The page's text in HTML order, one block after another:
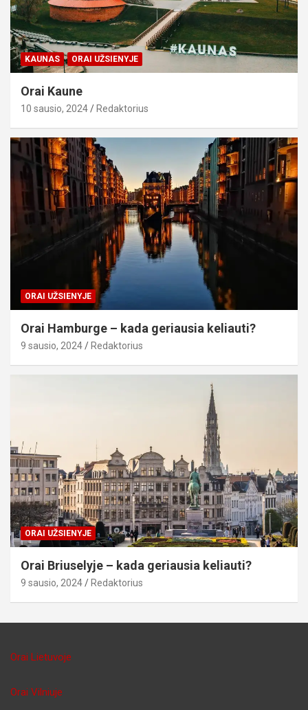
KAUNAS ORAI UŽSIENYJE
Orai Kaune
10 sausio, 2024 Redaktorius
ORAI UŽSIENYJE
Orai Hamburge – kada geriausia keliauti?
9 sausio, 2024 Redaktorius
ORAI UŽSIENYJE
Orai Briuselyje – kada geriausia keliauti?
9 sausio, 2024 Redaktorius
Orai Lietuvoje
Orai Vilniuje